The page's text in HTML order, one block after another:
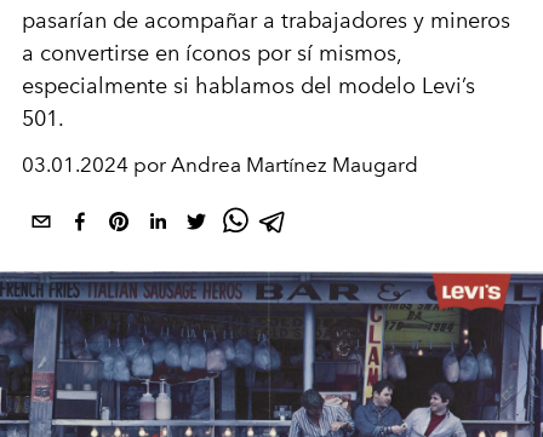
pasarían de acompañar a trabajadores y mineros
a convertirse en íconos por sí mismos,
especialmente si hablamos del modelo Levi’s
501.
03.01.2024 por Andrea Martínez Maugard